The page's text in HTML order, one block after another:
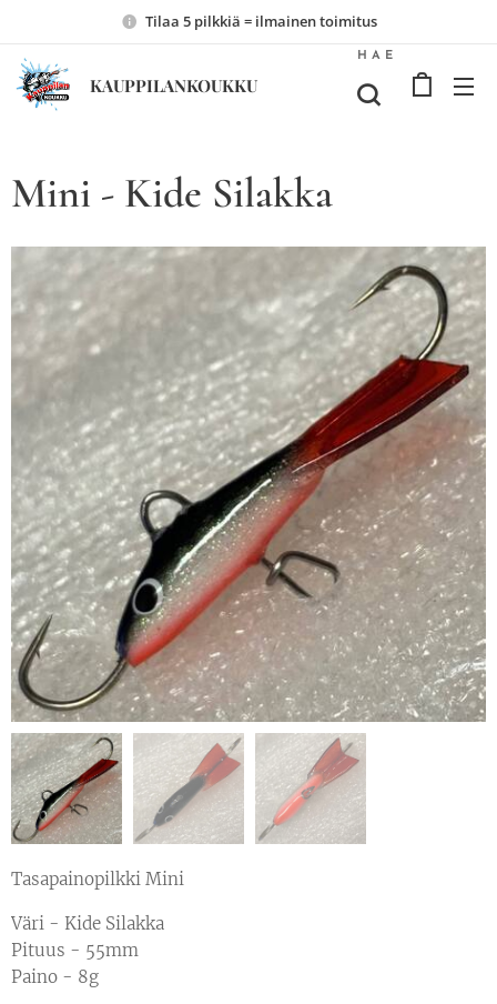
Tilaa 5 pilkkiä = ilmainen toimitus
KAUPPILANKOUKKU
HAE
Mini - Kide Silakka
Tasapainopilkki Mini
Väri - Kide Silakka
Pituus - 55mm
Paino - 8g